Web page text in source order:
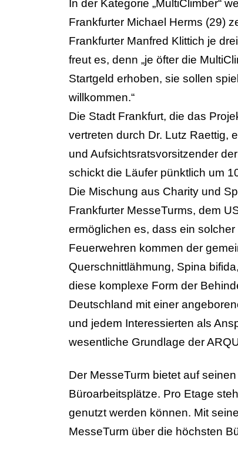
In der Kategorie „MultiClimber“
Frankfurter Michael Herms (29)
Frankfurter Manfred Klittich je
freut es, denn „je öfter die
Startgeld erhoben, sie sollen
willkommen.“
Die Stadt Frankfurt, die das
vertreten durch Dr. Lutz Raettig,
und Aufsichtsratsvorsitzender
schickt die Läufer pünktlich um
Die Mischung aus Charity und
Frankfurter MesseTurms, dem
ermöglichen es, dass ein
Feuerwehren kommen der
Querschnittlähmung, Spina
diese komplexe Form der
Deutschland mit einer
und jedem Interessierten als
wesentliche Grundlage der
Der MesseTurm bietet auf
Büroarbeitsplätze. Pro Etage
genutzt werden können. Mit
MesseTurm über die höchsten